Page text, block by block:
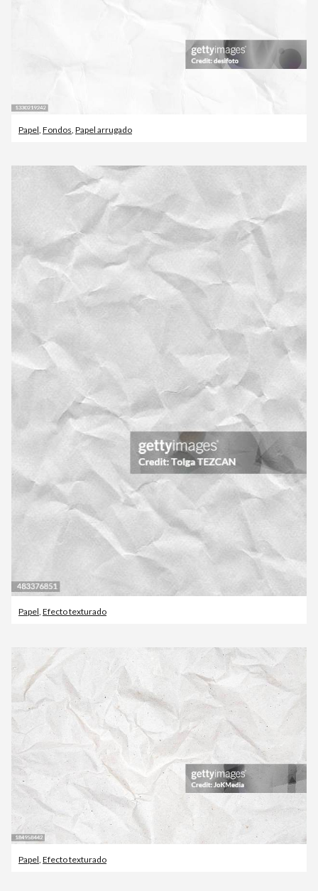
Papel Fondos Papel arrugado
Papel Efecto texturado
Papel, Efecto texturado